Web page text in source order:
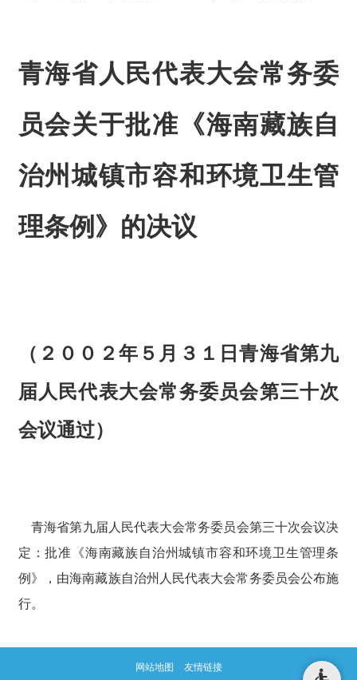
青海省人民代表大会常务委
员会关于批准《海南藏族自
治州城镇市容和环境卫生管
理条例》的决议
（２００２年５月３１日青海省第九
届人民代表大会常务委员会第三十次
会议通过）
青海省第九届人民代表大会常务委员会第三十次会议决
定：批准《海南藏族自治州城镇市容和环境卫生管理条
例》，由海南藏族自治州人民代表大会常务委员会公布施
行。
网站地图 友情链接